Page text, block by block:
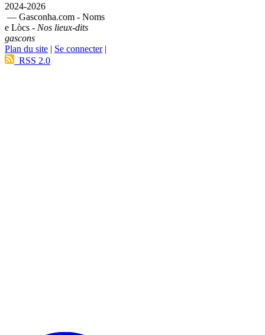
2024-2026
— Gasconha.com - Noms
e Lòcs - Nos lieux-dits
gascons
Plan du site | Se connecter|
RSS 2.0